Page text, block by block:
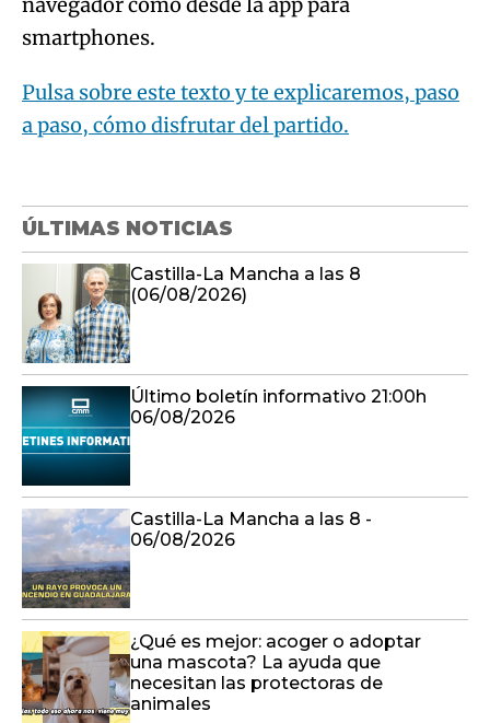
smartphones.
Pulsa sobre este texto y te explicaremos, paso
a paso, cómo disfrutar del partido.
ÚLTIMAS NOTICIAS
Castilla-La Mancha a las 8
(06/08/2026)
Último boletín informativo 21:00h
06/08/2026
Castilla-La Mancha a las 8 -
06/08/2026
¿Qué es mejor: acoger o adoptar
una mascota? La ayuda que
necesitan las protectoras de
animales